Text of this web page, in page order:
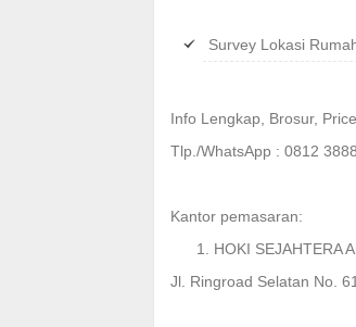
Survey Lokasi
Info Lengkap, Brosur,
Tlp./WhatsApp : 0812
Kantor pemasaran:
HOKI SEJAHTERA
Jl. Ringroad Selatan No.